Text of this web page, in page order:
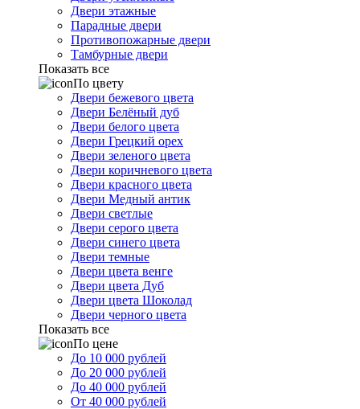
Двери этажные
Парадные двери
Противопожарные двери
Тамбурные двери
Показать все
По цвету
Двери бежевого цвета
Двери Белёный дуб
Двери белого цвета
Двери Грецкий орех
Двери зеленого цвета
Двери коричневого цвета
Двери красного цвета
Двери Медный антик
Двери светлые
Двери серого цвета
Двери синего цвета
Двери темные
Двери цвета венге
Двери цвета Дуб
Двери цвета Шоколад
Двери черного цвета
Показать все
По цене
До 10 000 рублей
До 20 000 рублей
До 40 000 рублей
От 40 000 рублей